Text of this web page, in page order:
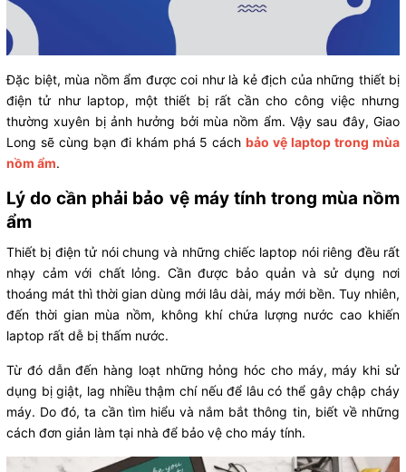
Đặc biệt, mùa nồm ẩm được coi như là kẻ địch của những thiết bị
điện tử như laptop, một thiết bị rất cần cho công việc nhưng
thường xuyên bị ảnh hưởng bởi mùa nồm ẩm. Vậy sau đây, Giao
Long sẽ cùng bạn đi khám phá 5 cáchbảo vệ laptop trong mùa
nồm ẩm.
Lý do cần phải bảo vệ máy tính trong mùa nồm
ẩm
Thiết bị điện tử nói chung và những chiếc laptop nói riêng đều rất
nhạy cảm với chất lỏng. Cần được bảo quản và sử dụng nơi
thoáng mát thì thời gian dùng mới lâu dài, máy mới bền. Tuy nhiên,
đến thời gian mùa nồm, không khí chứa lượng nước cao khiến
laptop rất dễ bị thấm nước.
Từ đó dẫn đến hàng loạt những hỏng hóc cho máy, máy khi sử
dụng bị giật, lag nhiều thậm chí nếu để lâu có thể gây chập cháy
máy. Do đó, ta cần tìm hiểu và nắm bắt thông tin, biết về những
cách đơn giản làm tại nhà để bảo vệ cho máy tính.